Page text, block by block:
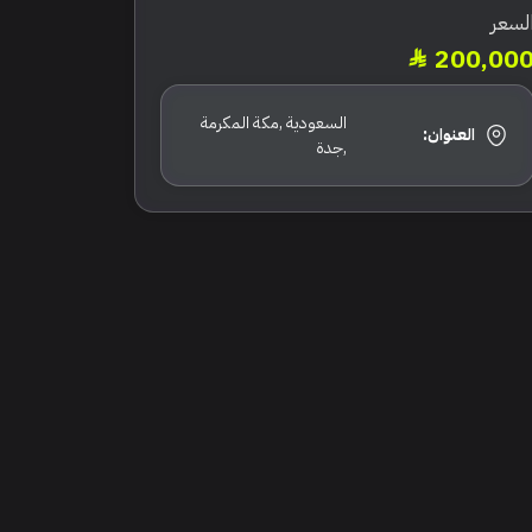
العنوان:
السعودية ,مكة المكرمة
,جدة